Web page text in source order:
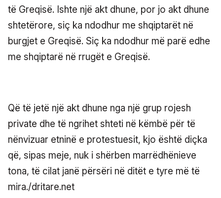
të Greqisë. Ishte një akt dhune, por jo akt dhune
shtetërore, siç ka ndodhur me shqiptarët në
burgjet e Greqisë. Siç ka ndodhur më parë edhe
me shqiptarë në rrugët e Greqisë.
Që të jetë një akt dhune nga një grup rojesh
private dhe të ngrihet shteti në këmbë për të
nënvizuar etninë e protestuesit, kjo është diçka
që, sipas meje, nuk i shërben marrëdhënieve
tona, të cilat janë përsëri në ditët e tyre më të
mira./dritare.net